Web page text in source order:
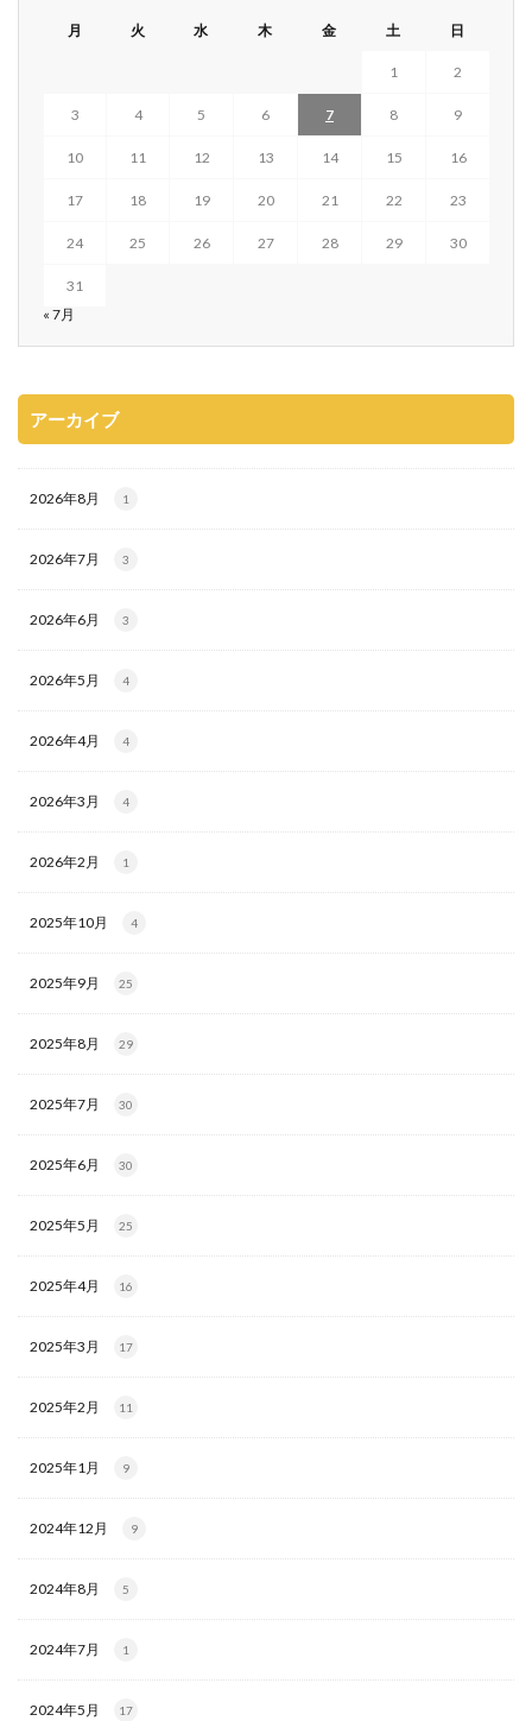
月 火 水 木 金 土 日
1 2
3 4 5 6 7 8 9
10 11 12 13 14 15 16
17 18 19 20 21 22 23
24 25 26 27 28 29 30
31
« 7月
アーカイブ
2026年8月 1
2026年7月 3
2026年6月 3
2026年5月 4
2026年4月 4
2026年3月 4
2026年2月 1
2025年10月 4
2025年9月 25
2025年8月 29
2025年7月 30
2025年6月 30
2025年5月 25
2025年4月 16
2025年3月 17
2025年2月 11
2025年1月 9
2024年12月 9
2024年8月 5
2024年7月 1
2024年5月 17